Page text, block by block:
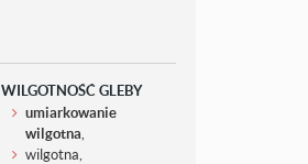
WILGOTNOŚĆ GLEBY
umiarkowanie
wilgotna
wilgotna,